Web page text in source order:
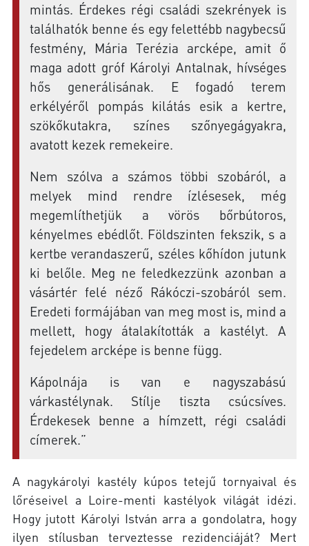
mintás. Érdekes régi családi szekrények is
találhatók benne és egy felettébb nagybecsű
festmény, Mária Terézia arcképe, amit ő
maga adott gróf Károlyi Antalnak, hívséges
hős generálisának. E fogadó terem
erkélyéről pompás kilátás esik a kertre,
szökőkutakra, színes szőnyegágyakra,
avatott kezek remekeire.
Nem szólva a számos többi szobáról, a
melyek mind rendre ízlésesek, még
megemlíthetjük a vörös bőrbútoros,
kényelmes ebédlőt. Földszinten fekszik, s a
kertbe verandaszerű, széles kőhídon jutunk
ki belőle. Meg ne feledkezzünk azonban a
vásártér felé néző Rákóczi-szobáról sem.
Eredeti formájában van meg most is, mind a
mellett, hogy átalakították a kastélyt. A
fejedelem arcképe is benne függ.
Kápolnája is van e nagyszabású
várkastélynak. Stílje tiszta csúcsíves.
Érdekesek benne a hímzett, régi családi
címerek.”
A nagykárolyi kastély kúpos tetejű tornyaival és
lőréseivel a Loire-menti kastélyok világát idézi.
Hogy jutott Károlyi István arra a gondolatra, hogy
ilyen stílusban terveztesse rezidenciáját? Mert